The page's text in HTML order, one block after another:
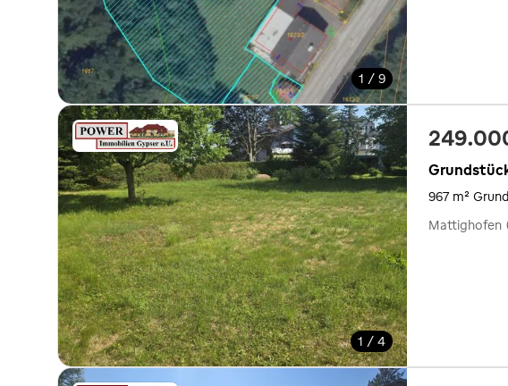
1 / 9
1 / 4
967 m²
Mattighofen